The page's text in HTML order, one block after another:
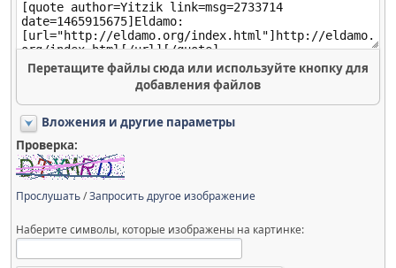
Перетащите файлы сюда или используйте кнопку для
добавления файлов
Вложения и другие параметры
Проверка:
Прослушать/Запросить другое изображение
Наберите символы, которые изображены на картинке: